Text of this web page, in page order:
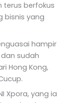
terus berfokus
bisnis yang
hampir
sudah
Hong Kong,
Xpora, yang ia